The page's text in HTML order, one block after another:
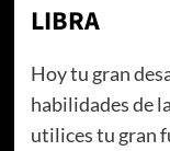
LIBRA
Hoy tu gran
habilidades de
utilices tu gran